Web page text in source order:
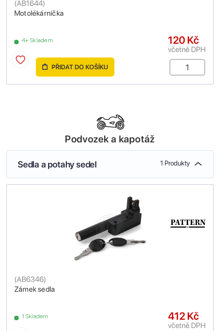
Motolékárnička
(AB1644)
4+ Skladem 120 Kč
včetně DPH
PŘIDAT DO KOŠÍKU
Podvozek a kapotáž
Sedla a potahy sedel 1 Produkty
Zámek sedla
(AB6346)
1 Skladem 412 Kč
včetně DPH